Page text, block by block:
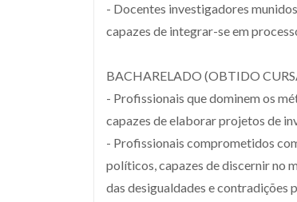
- Docentes investigadores
capazes de integrar-se em
BACHARELADO (OBTIDO
- Profissionais que dominem os
capazes de elaborar projetos de
- Profissionais comprometidos
políticos, capazes de discernir no
das desigualdades e contradições